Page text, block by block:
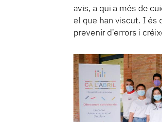
avis, a qui a més de
el que han viscut. I és
prevenir d’errors i